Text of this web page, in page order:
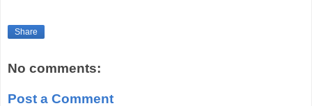
Share
No comments:
Post a Comment